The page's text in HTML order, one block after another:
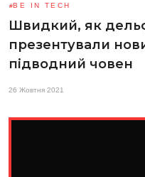
BE IN TECH
Швидкий, як
презентували
підводний човен
26 Жовтня 2021